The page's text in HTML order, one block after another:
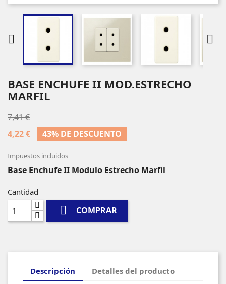
 
BASE ENCHUFE II MOD.ESTRECHO
MARFIL
7,41 €
4,22 €
43% DE DESCUENTO
Impuestos incluidos
Base Enchufe II Modulo Estrecho Marfil
Cantidad
 COMPRAR
Descripción Detalles del producto